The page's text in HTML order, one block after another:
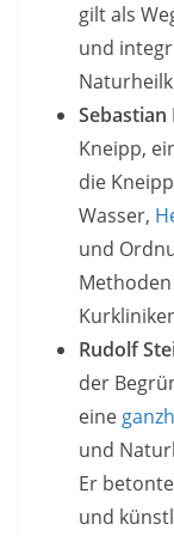
gilt als
und
Sebastian
Kneipp,
die
Wasser,
und
Rudolf
der
eine
und
Er
und